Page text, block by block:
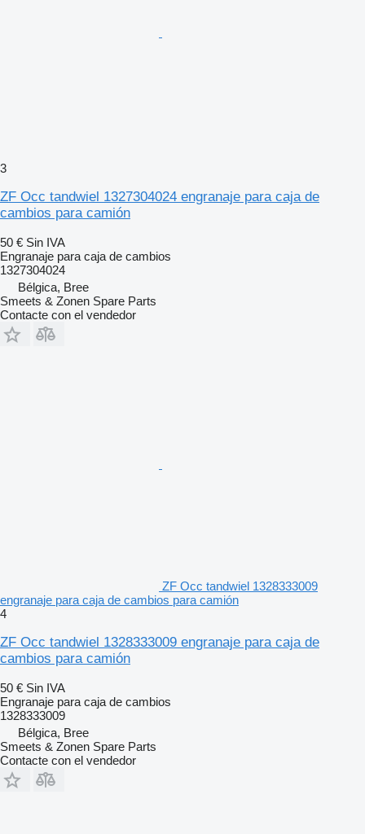
3
ZF Occ tandwiel 1327304024 engranaje para caja de
cambios para camión
50 € Sin IVA
Engranaje para caja de cambios
1327304024
Bélgica, Bree
Smeets & Zonen Spare Parts
Contacte con el vendedor
ZF Occ tandwiel 1328333009
engranaje para caja de cambios para camión
4
ZF Occ tandwiel 1328333009 engranaje para caja de
cambios para camión
50 € Sin IVA
Engranaje para caja de cambios
1328333009
Bélgica, Bree
Smeets & Zonen Spare Parts
Contacte con el vendedor